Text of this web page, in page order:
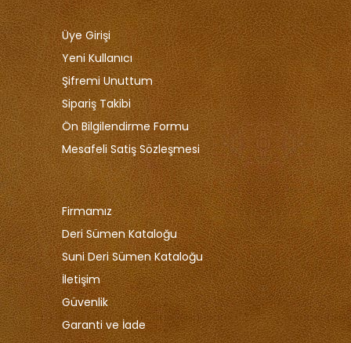
Üye Girişi
Yeni Kullanıcı
Şifremi Unuttum
Sipariş Takibi
Ön Bilgilendirme Formu
Mesafeli Satiş Sözleşmesi
Firmamız
Deri Sümen Kataloğu
Suni Deri Sümen Kataloğu
İletişim
Güvenlik
Garanti ve İade